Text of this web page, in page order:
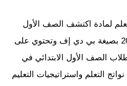
لمادة اكتشف الصف الأول
الابتدائي الترم الثاني 2023 بصيغة بي دي إف وتحتوي على
الصف الأول الابتدائي في
التعلم واستراتيجيات التعليم